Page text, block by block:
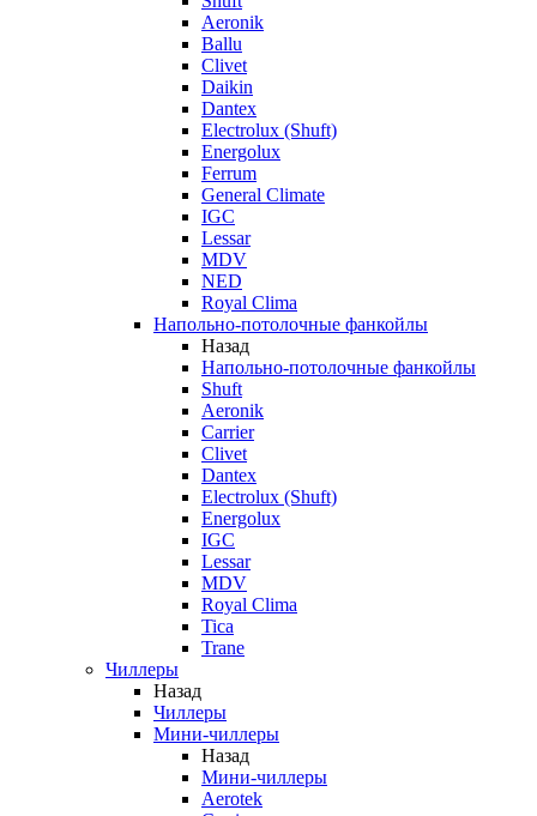
Aeronik
Ballu
Clivet
Daikin
Dantex
Electrolux (Shuft)
Energolux
Ferrum
General Climate
IGC
Lessar
MDV
NED
Royal Clima
Напольно-потолочные фанкойлы
Назад
Напольно-потолочные фанкойлы
Shuft
Aeronik
Carrier
Clivet
Dantex
Electrolux (Shuft)
Energolux
IGC
Lessar
MDV
Royal Clima
Tica
Trane
Чиллеры
Назад
Чиллеры
Мини-чиллеры
Назад
Мини-чиллеры
Aerotek